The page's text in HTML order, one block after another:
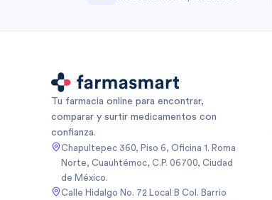
Tu farmacia online para encontrar,
comparar y surtir medicamentos con
confianza.
Chapultepec 360, Piso 6, Oficina 1. Roma
Norte, Cuauhtémoc, C.P. 06700, Ciudad
de México.
Calle Hidalgo No. 72 Local B Col. Barrio